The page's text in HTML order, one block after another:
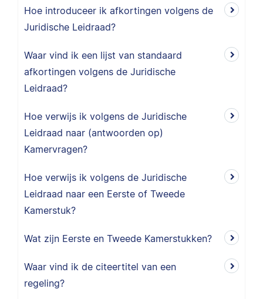
Hoe introduceer ik afkortingen volgens de
Juridische Leidraad?
Waar vind ik een lijst van standaard
afkortingen volgens de Juridische
Leidraad?
Hoe verwijs ik volgens de Juridische
Leidraad naar (antwoorden op)
Kamervragen?
Hoe verwijs ik volgens de Juridische
Leidraad naar een Eerste of Tweede
Kamerstuk?
Wat zijn Eerste en Tweede Kamerstukken?
Waar vind ik de citeertitel van een
regeling?